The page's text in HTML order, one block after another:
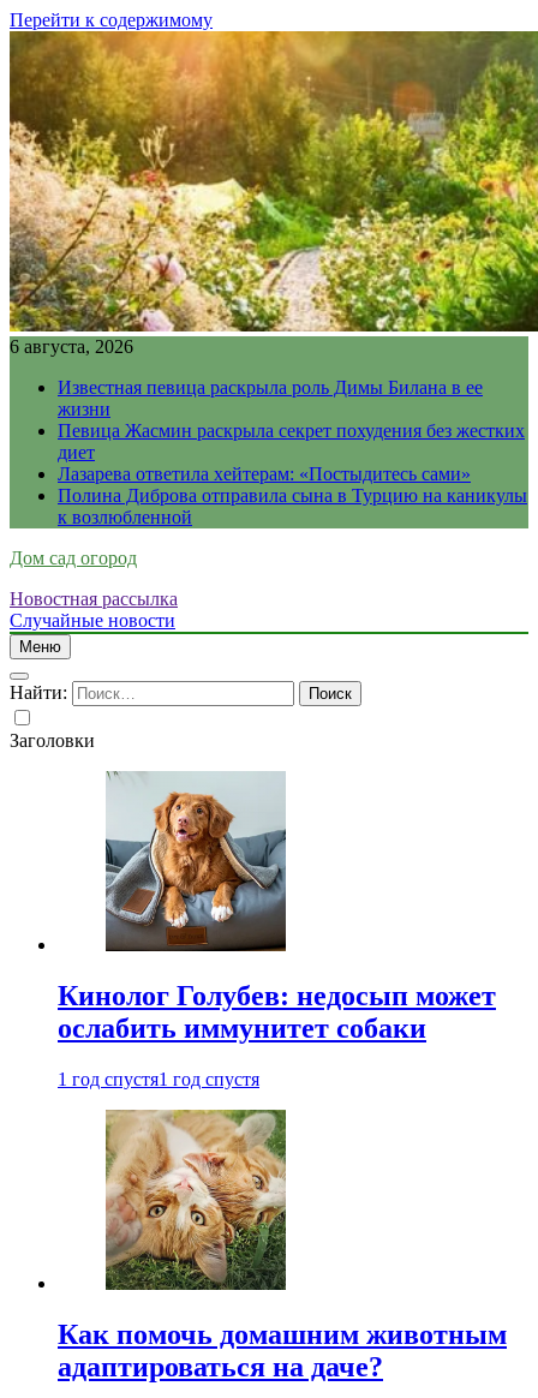
Перейти к содержимому
6 августа, 2026
Известная певица раскрыла роль Димы Билана в ее
жизни
Певица Жасмин раскрыла секрет похудения без жестких
диет
Лазарева ответила хейтерам: «Постыдитесь сами»
Полина Диброва отправила сына в Турцию на каникулы
к возлюбленной
Дом сад огород
Новостная рассылка
Случайные новости
Меню
Найти:
Заголовки
Кинолог Голубев: недосып может
ослабить иммунитет собаки
1 год спустя1 год спустя
Как помочь домашним животным
адаптироваться на даче?